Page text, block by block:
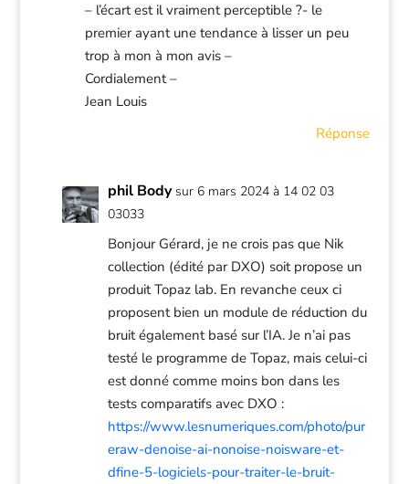
– l’écart est il vraiment perceptible ?- le
premier ayant une tendance à lisser un peu
trop à mon à mon avis –
Cordialement –
Jean Louis
Réponse
phil Body sur 6 mars 2024 à 14 02 03
03033
Bonjour Gérard, je ne crois pas que Nik
collection (édité par DXO) soit propose un
produit Topaz lab. En revanche ceux ci
proposent bien un module de réduction du
bruit également basé sur l’IA. Je n’ai pas
testé le programme de Topaz, mais celui-ci
est donné comme moins bon dans les
tests comparatifs avec DXO :
https://www.lesnumeriques.com/photo/pur
eraw-denoise-ai-nonoise-noisware-et-
dfine-5-logiciels-pour-traiter-le-bruit-